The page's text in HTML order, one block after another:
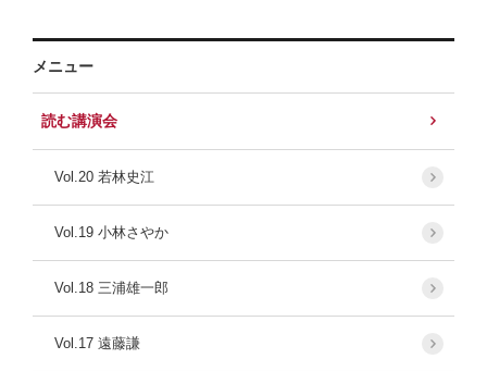
メニュー
読む講演会
Vol.20 若林史江
Vol.19 小林さやか
Vol.18 三浦雄一郎
Vol.17 遠藤謙